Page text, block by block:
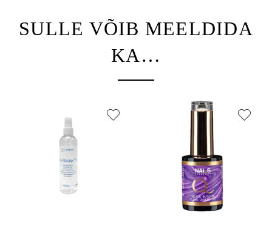
SULLE VÕIB MEELDIDA
KA…